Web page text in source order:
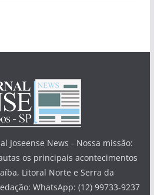
Joseense News - Nossa missão:
os principais acontecimentos
Litoral Norte e Serra da
WhatsApp: (12) 99733-9237